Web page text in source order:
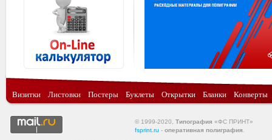
Визитки Листовки Постеры Буклеты Открытки Бланки Конверты
© 1999-2020, Типография «ФС ПРИНТ»
fsprint.ru - оперативная полиграфия